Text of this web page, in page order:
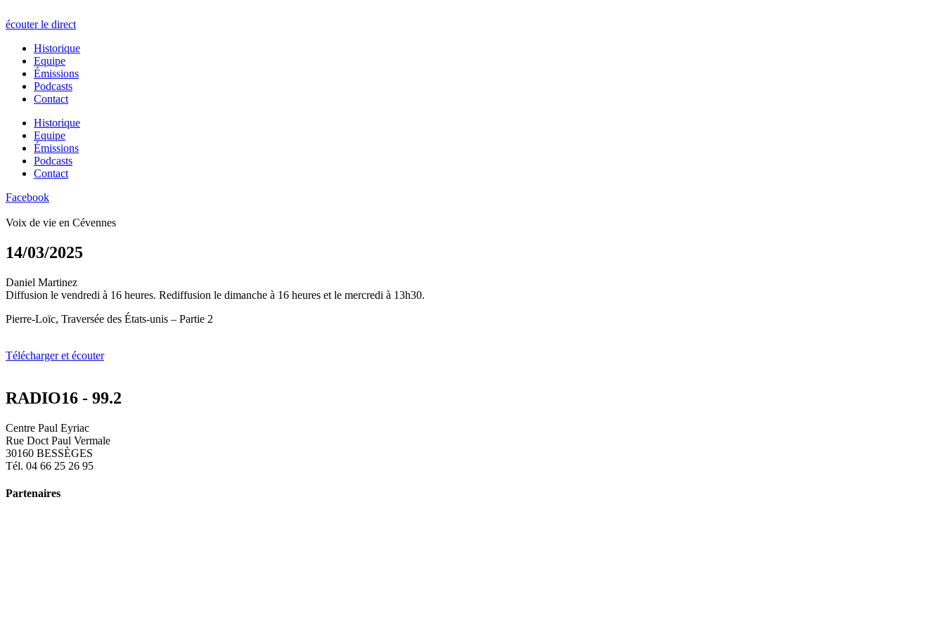
écouter le direct
Historique
Equipe
Émissions
Podcasts
Contact
Historique
Equipe
Émissions
Podcasts
Contact
Facebook
Voix de vie en Cévennes
14/03/2025
Daniel Martinez
Diffusion le vendredi à 16 heures. Rediffusion le dimanche à 16 heures et le mercredi à 13h30.
Pierre-Loïc, Traversée des États-unis – Partie 2
Télécharger et écouter
RADIO16 - 99.2
Centre Paul Eyriac
Rue Doct Paul Vermale
30160 BESSÈGES
Tél. 04 66 25 26 95
Partenaires